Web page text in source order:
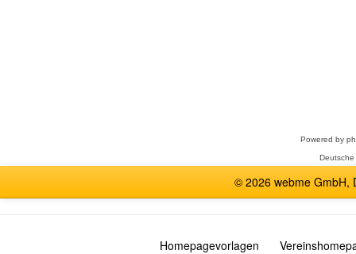
Powered by
© 2026 webme GmbH,
Homepagevorlagen